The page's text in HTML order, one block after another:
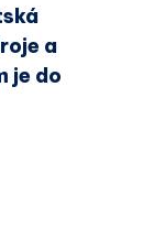
a
je do